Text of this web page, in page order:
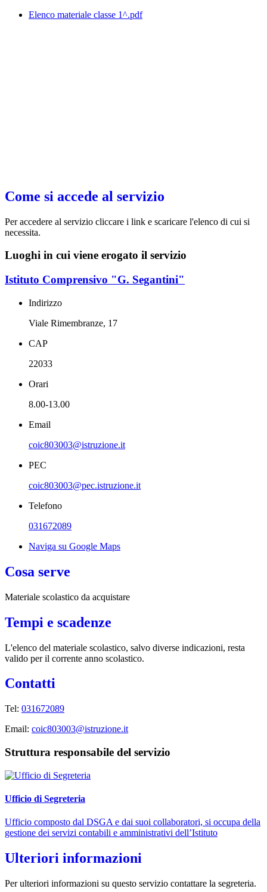
Elenco materiale classe 1^.pdf
Come si accede al servizio
Per accedere al servizio cliccare i link e scaricare l'elenco di cui si
necessita.
Luoghi in cui viene erogato il servizio
Istituto Comprensivo "G. Segantini"
Indirizzo
Viale Rimembranze, 17
CAP
22033
Orari
8.00-13.00
Email
coic803003@istruzione.it
PEC
coic803003@pec.istruzione.it
Telefono
031672089
Naviga su Google Maps
Cosa serve
Materiale scolastico da acquistare
Tempi e scadenze
L'elenco del materiale scolastico, salvo diverse indicazioni, resta
valido per il corrente anno scolastico.
Contatti
Tel: 031672089
Email: coic803003@istruzione.it
Struttura responsabile del servizio
Ufficio di Segreteria
Ufficio composto dal DSGA e dai suoi collaboratori, si occupa della
gestione dei servizi contabili e amministrativi dell’Istituto
Ulteriori informazioni
Per ulteriori informazioni su questo servizio contattare la segreteria.